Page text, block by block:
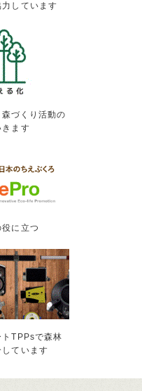
しています
づくり活動の
きます
に立つ
TPPsで森林
ています